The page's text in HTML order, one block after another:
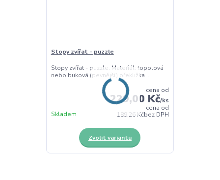
Stopy zvířat - puzzle
Stopy zvířat - puzzle. Materiál: topolová
nebo buková (pevnější) překližka ...
cena od
229,00 Kč/ks
cena od
189,26 Kčbez DPH
Skladem
Zvolit variantu